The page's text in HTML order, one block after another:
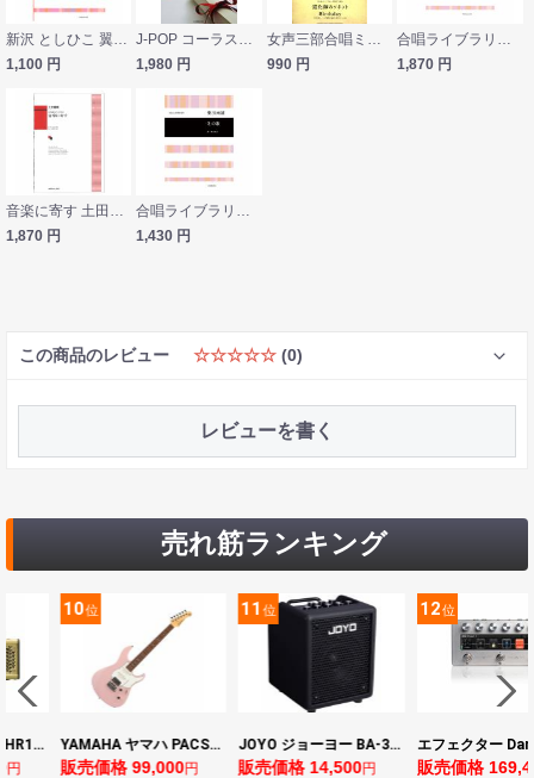
新沢 としひこ 翼になれ 女声三部合唱版 合唱ライブラリー 全音楽譜出版社
1,100 円
J-POP コーラスアルバム 卒業式のうた ピアノ伴奏付き 全音楽譜出版社
1,980 円
女声三部合唱ミニアルバム さだまさし 夢見る人 道化師のソネット Birthday ヤマハミュージックメディア
990 円
合唱ライブラリー 池辺 晋一郎 勇敢な少年たちのための音楽劇「ぞっとする物語」 全音楽譜出版社
1,870 円
音楽に寄す 土田豊貴 女声合唱とピアノのための カワイ出版
1,870 円
合唱ライブラリー 柴田南雄 冬の歌 全音楽譜出版社
1,430 円
この商品のレビュー ☆☆☆☆☆ (0)
レビューを書く
売れ筋ランキング
YAMAHA ヤマハ PACS+12 ASP Pacifica Standard Plus パシフィカスタンダードプラス エレキギター JOYO ジョーヨー BA-30 VIBE CUBE BLK 30W 小型ベースアンプ Bluetooth+OTGオーディオI/F搭載
販売価格 14,500
12位
エフェクター Darkglass Electronics Anagram ベースエフェクター プリアンプ ダークグラス アナグラム
販売価格 169,400 円 販売価格